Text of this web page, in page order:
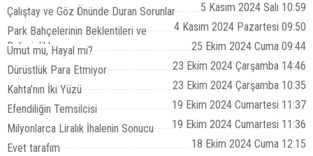
5 Kasım 2024 Salı 10:59
Çalıştay ve Göz Önünde Duran Sorunlar
4 Kasım 2024 Pazartesi 09:50
Park Bahçelerinin Beklentileri ve
Belirsizlikler
25 Ekim 2024 Cuma 09:44
Umut mu, Hayal mi?
23 Ekim 2024 Çarşamba 14:46
Dürüstlük Para Etmiyor
23 Ekim 2024 Çarşamba 10:35
Kahta’nın İki Yüzü
19 Ekim 2024 Cumartesi 11:37
Efendiliğin Temsilcisi
19 Ekim 2024 Cumartesi 11:36
Milyonlarca Liralık İhalenin Sonucu
18 Ekim 2024 Cuma 12:15
Evet tarafım